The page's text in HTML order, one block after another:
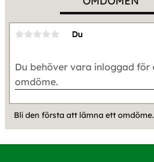
Du
Bli den första att lämna ett omdöme.